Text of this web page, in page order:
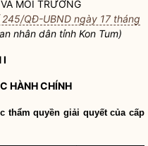
MÔI TRƯỜNG
QĐ-UBND ngày 17 tháng
nhân dân tỉnh Kon Tum)
I
HÀNH CHÍNH
thẩmquyền giải quyết của cấp